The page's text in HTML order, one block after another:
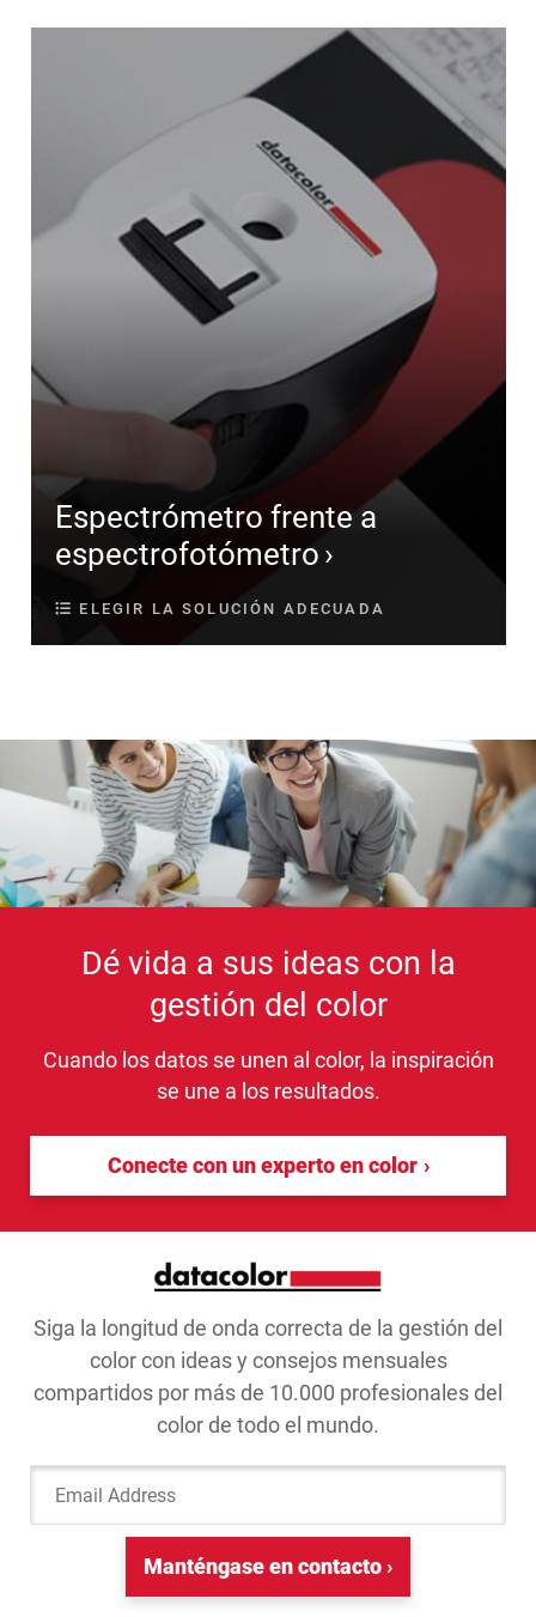
Espectrómetro frente a
espectrofotómetro
ELEGIR LA SOLUCIÓN ADECUADA
Dé vida a sus ideas con la
gestión del color
Cuando los datos se unen al color, la inspiración
se une a los resultados.
Conecte con un experto en color
Siga la longitud de onda correcta de la gestión del
color con ideas y consejos mensuales
compartidos por más de 10.000 profesionales del
color de todo el mundo.
Email Address
Manténgase en contacto ›